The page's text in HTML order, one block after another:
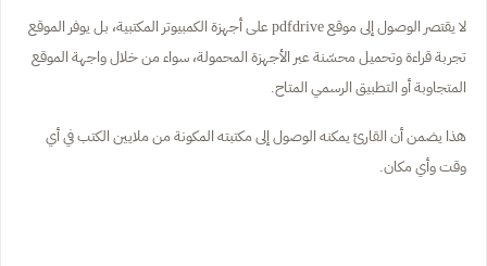
لا يقتصر الوصول إلى موقع pdfdrive على أجهزة الكمبيوتر المكتبية، بل يوفر الموقع
تجربة قراءة وتحميل محسّنة عبر الأجهزة المحمولة، سواء من خلال واجهة الموقع
المتجاوبة أو التطبيق الرسمي المتاح.
هذا يضمن أن القارئ يمكنه الوصول إلى مكتبته المكونة من ملايين الكتب في أي
وقت وأي مكان.